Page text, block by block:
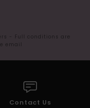
- Full conditions are
email
Contact Us